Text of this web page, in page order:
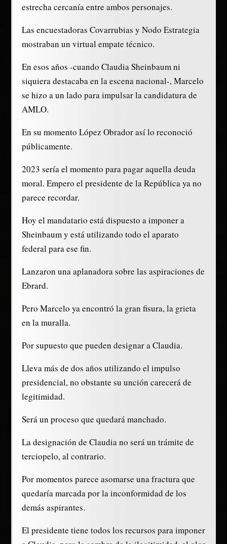
estrecha cercanía entre ambos personajes.
Las encuestadoras Covarrubias y Nodo Estrategia
mostraban un virtual empate técnico.
En esos años -cuando Claudia Sheinbaum ni
siquiera destacaba en la escena nacional-, Marcelo
se hizo a un lado para impulsar la candidatura de
AMLO.
En su momento López Obrador así lo reconoció
públicamente.
2023 sería el momento para pagar aquella deuda
moral. Empero el presidente de la República ya no
parece recordar.
Hoy el mandatario está dispuesto a imponer a
Sheinbaum y está utilizando todo el aparato
federal para ese fin.
Lanzaron una aplanadora sobre las aspiraciones de
Ebrard.
Pero Marcelo ya encontró la gran fisura, la grieta
en la muralla.
Por supuesto que pueden designar a Claudia.
Lleva más de dos años utilizando el impulso
presidencial, no obstante su unción carecerá de
legitimidad.
Será un proceso que quedará manchado.
La designación de Claudia no será un trámite de
terciopelo, al contrario.
Por momentos parece asomarse una fractura que
quedaría marcada por la inconformidad de los
demás aspirantes.
El presidente tiene todos los recursos para imponer